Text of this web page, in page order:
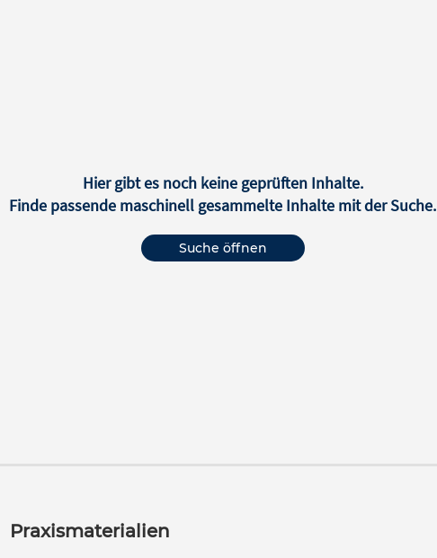
Hier gibt es noch keine geprüften Inhalte.
Finde passende maschinell gesammelte Inhalte mit der Suche.
Suche öffnen
Praxismaterialien